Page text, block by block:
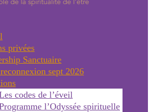
privées
Sanctuaire
sept 2026
codes de l’éveil
l’Odyssée spirituelle